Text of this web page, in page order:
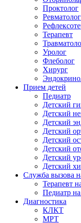
Проктолог
Ревматолог
Терапевт
Уролог
Флеболог
Хирург
Прием детей
Педиатр
Детский
Детский
Детский
Детский
Детский
Детский
Детский
Детский
Служба вызова
Терапевт
Педиатр
Диагностика
КЛКТ
МРТ